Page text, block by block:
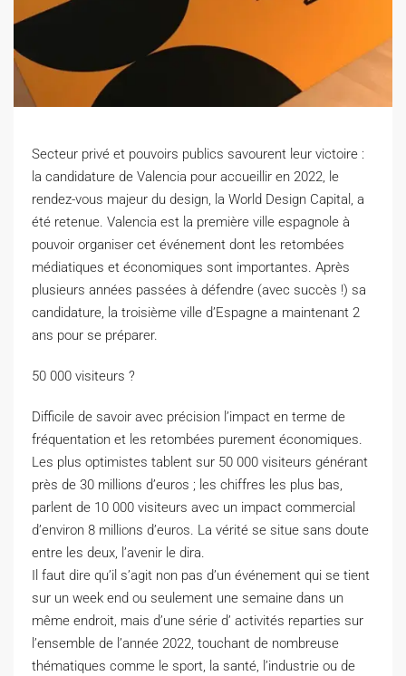
Secteur privé et pouvoirs publics savourent leur victoire :
la candidature de Valencia pour accueillir en 2022, le
rendez-vous majeur du design, la World Design Capital, a
été retenue. Valencia est la première ville espagnole à
pouvoir organiser cet événement dont les retombées
médiatiques et économiques sont importantes. Après
plusieurs années passées à défendre (avec succès !) sa
candidature, la troisième ville d’Espagne a maintenant 2
ans pour se préparer.
50 000 visiteurs ?
Difficile de savoir avec précision l’impact en terme de
fréquentation et les retombées purement économiques.
Les plus optimistes tablent sur 50 000 visiteurs générant
près de 30 millions d’euros ; les chiffres les plus bas,
parlent de 10 000 visiteurs avec un impact commercial
d’environ 8 millions d’euros. La vérité se situe sans doute
entre les deux, l’avenir le dira.
Il faut dire qu’il s’agit non pas d’un événement qui se tient
sur un week end ou seulement une semaine dans un
même endroit, mais d’une série d’ activités reparties sur
l’ensemble de l’année 2022, touchant de nombreuse
thématiques comme le sport, la santé, l’industrie ou de